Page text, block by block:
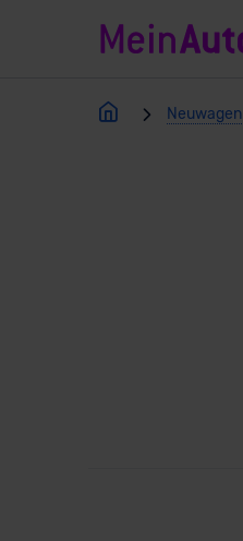
Neuwagen